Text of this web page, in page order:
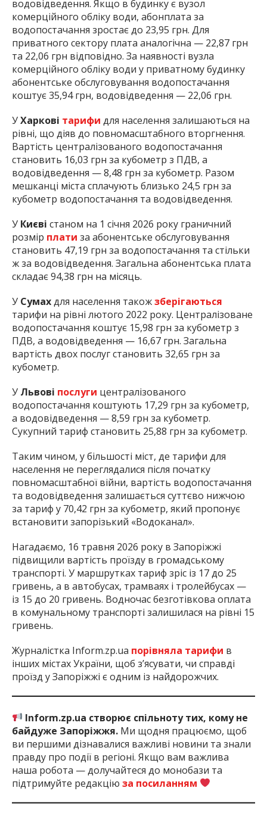
водовідведення. Якщо в будинку є вузол
комерційного обліку води, абонплата за
водопостачання зростає до 23,95 грн. Для
приватного сектору плата аналогічна — 22,87 грн
та 22,06 грн відповідно. За наявності вузла
комерційного обліку води у приватному будинку
абонентське обслуговування водопостачання
коштує 35,94 грн, водовідведення — 22,06 грн.
УХаркові тарифи для населення залишаються на
рівні, що діяв до повномасштабного вторгнення.
Вартість централізованого водопостачання
становить 16,03 грн за кубометр з ПДВ, а
водовідведення — 8,48 грн за кубометр. Разом
мешканці міста сплачують близько 24,5 грн за
кубометр водопостачання та водовідведення.
У Києві станом на 1 січня 2026 року граничний
розмір плати за абонентське обслуговування
становить 47,19 грн за водопостачання та стільки
ж за водовідведення. Загальна абонентська плата
складає 94,38 грн на місяць.
У Сумахдля населення такожзберігаються
тарифи на рівні лютого 2022 року. Централізоване
водопостачання коштує 15,98 грн за кубометр з
ПДВ, а водовідведення — 16,67 грн. Загальна
вартість двох послуг становить 32,65 грн за
кубометр.
У Львові послуги централізованого
водопостачання коштують 17,29 грн за кубометр,
а водовідведення — 8,59 грн за кубометр.
Сукупний тариф становить 25,88 грн за кубометр.
Таким чином, у більшості міст, де тарифи для
населення не переглядалися після початку
повномасштабної війни, вартість водопостачання
та водовідведення залишається суттєво нижчою
за тариф у 70,42 грн за кубометр, який пропонує
встановити запорізький «Водоканал».
Нагадаємо, 16 травня 2026 року в Запоріжжі
підвищили вартість проїзду в громадському
транспорті. У маршрутках тариф зріс із 17 до 25
гривень, а в автобусах, трамваях і тролейбусах —
із 15 до 20 гривень. Водночас безготівкова оплата
в комунальному транспорті залишилася на рівні 15
гривень.
Журналістка Inform.zp.ua порівняла тарифи в
інших містах України, щоб з’ясувати, чи справді
проїзд у Запоріжжі є одним із найдорожчих.
Inform.zp.ua створює спільноту тих, кому не
байдуже Запоріжжя. Ми щодня працюємо, щоб
ви першими дізнавалися важливі новини та знали
правду про події в регіоні. Якщо вам важлива
наша робота — долучайтеся до монобази та
підтримуйте редакцію за посиланням